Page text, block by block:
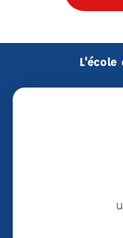
L'école